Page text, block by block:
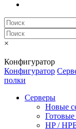
×
Конфигуратор
Конфигуратор
полки
Серверы
Новые
HP /